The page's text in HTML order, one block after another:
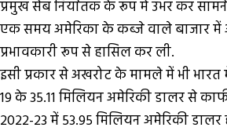
प्रमुख सेब निर्यातक के रूप में उभर कर
एक समय अमेरिका के कब्जे वाले बाजार में
प्रभावकारी रूप से हासिल कर ली.
इसी प्रकार से अखरोट के मामले में भी भारत
19 के 35.11 मिलियन अमेरिकी डालर से
2022-23 में 53.95 मिलियन अमेरिकी